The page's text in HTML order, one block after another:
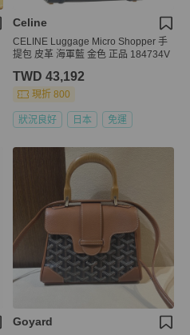
Celine
CELINE Luggage Micro Shopper 手
提包 皮革 海軍藍 金色 正品 184734V
TWD 43,192
現折 800
狀況良好 日本 免運
Goyard